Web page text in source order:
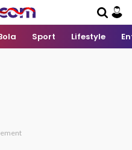
Sport Lifestyle